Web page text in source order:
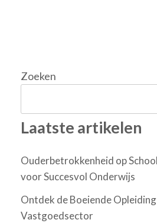
Zoeken
Laatste artikelen
Ouderbetrokkenheid op
voor Succesvol Onderwijs
Ontdek de Boeiende
Vastgoedsector